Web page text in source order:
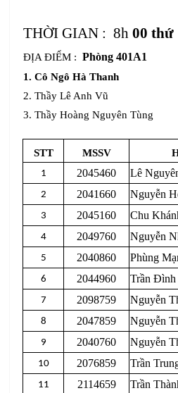
THỜI GIAN : 8h 00
ĐỊA ĐIỂM : Phòng 401A1
1. Cô Ngô Hà Thanh
2. Thầy Lê Anh Vũ
3. Thầy Hoàng Nguyên Tùng
STT MSSV
1 2045460 Lê
2 2041660 Nguyễn
3 2045160 Chu
4 2049760 Nguyễn
5 2040860 Phùng
6 2044960 Trần Đình
7 2098759 Nguyễn
8 2047859 Nguyễn
9 2040760 Nguyễn
10 2076859 Trần
11 2114659 Trần